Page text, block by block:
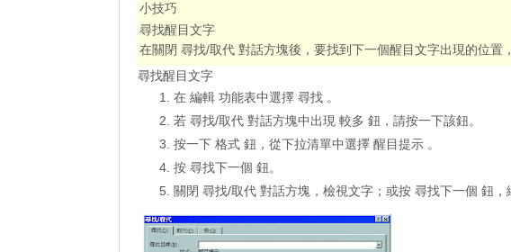
小技巧
尋找醒目文字
在關閉 尋找/取代 對話方塊後，要找到下一個醒目文字出現的位置
尋找醒目文字
在 編輯 功能表中選擇 尋找 。
若 尋找/取代 對話方塊中出現 較多 鈕，請按一下該鈕。
按一下 格式 鈕，從下拉清單中選擇 醒目提示 。
按 尋找下一個 鈕。
關閉 尋找/取代 對話方塊，檢視文字；或按 尋找下一個 鈕，